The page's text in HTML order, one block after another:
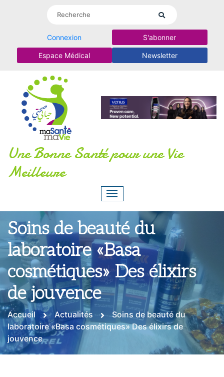
Connexion S'abonner
Espace Médical Newsletter
Une Bonne Santé pour une Vie
Meilleure
Soins de beauté du
laboratoire «Basa
cosmétiques» Des élixirs
de jouvence
Accueil Actualités
Soins de beauté du
laboratoire «Basa cosmétiques» Des élixirs de
jouvence